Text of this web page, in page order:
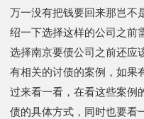
万一没有把钱要回来那岂不
绍一下选择这样的公司之前
选择南京要债公司之前还应
有相关的讨债的案例，如果
过来看一看，在看这些案例
债的具体方式，同时也要看